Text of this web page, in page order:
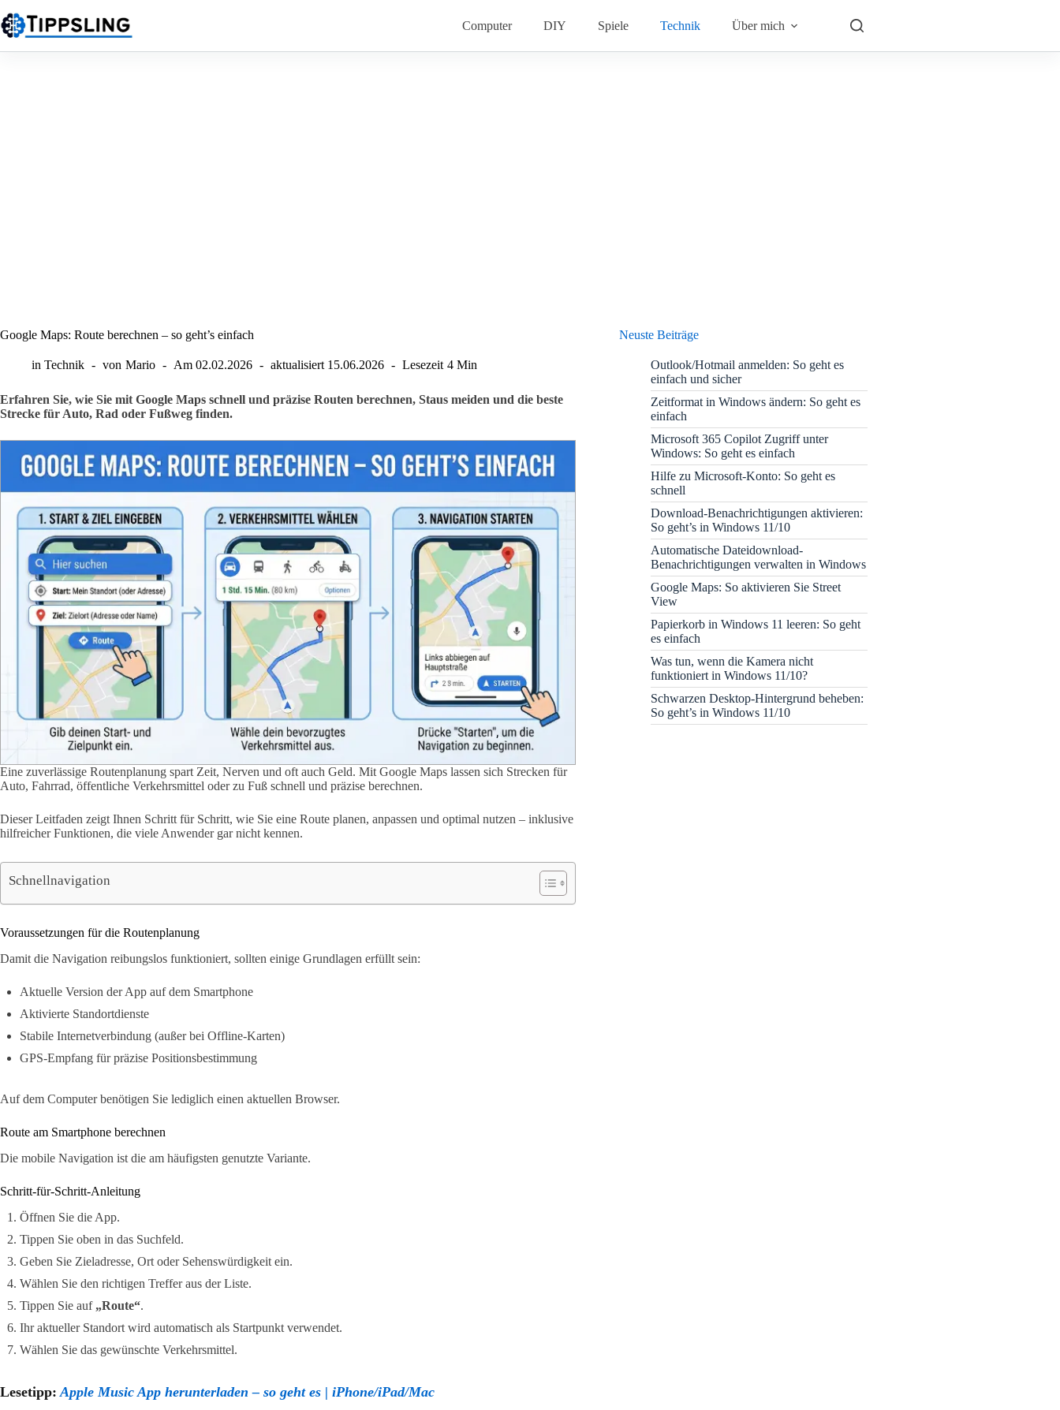
Inhalt
springen
Computer DIY Spiele Technik Über mich
Google Maps: Route berechnen – so geht’s einfach
in Technik von Mario Am 02.02.2026 aktualisiert 15.06.2026 Lesezeit 4 Min
Erfahren Sie, wie Sie mit Google Maps schnell und präzise Routen berechnen, Staus meiden und die beste
Strecke für Auto, Rad oder Fußweg finden.
Eine zuverlässige Routenplanung spart Zeit, Nerven und oft auch Geld. Mit Google Maps lassen sich Strecken für
Auto, Fahrrad, öffentliche Verkehrsmittel oder zu Fuß schnell und präzise berechnen.
Dieser Leitfaden zeigt Ihnen Schritt für Schritt, wie Sie eine Route planen, anpassen und optimal nutzen – inklusive
hilfreicher Funktionen, die viele Anwender gar nicht kennen.
Schnellnavigation
Voraussetzungen für die Routenplanung
Damit die Navigation reibungslos funktioniert, sollten einige Grundlagen erfüllt sein:
Aktuelle Version der App auf dem Smartphone
Aktivierte Standortdienste
Stabile Internetverbindung (außer bei Offline-Karten)
GPS-Empfang für präzise Positionsbestimmung
Auf dem Computer benötigen Sie lediglich einen aktuellen Browser.
Route am Smartphone berechnen
Die mobile Navigation ist die am häufigsten genutzte Variante.
Schritt-für-Schritt-Anleitung
Öffnen Sie die App.
Tippen Sie oben in das Suchfeld.
Geben Sie Zieladresse, Ort oder Sehenswürdigkeit ein.
Wählen Sie den richtigen Treffer aus der Liste.
Tippen Sie auf „Route“.
Ihr aktueller Standort wird automatisch als Startpunkt verwendet.
Wählen Sie das gewünschte Verkehrsmittel.
Lesetipp: Apple Music App herunterladen – so geht es | iPhone/iPad/Mac
Neuste Beiträge
Outlook/Hotmail anmelden: So geht es
einfach und sicher
Zeitformat in Windows ändern: So geht es
einfach
Microsoft 365 Copilot Zugriff unter
Windows: So geht es einfach
Hilfe zu Microsoft-Konto: So geht es
schnell
Download-Benachrichtigungen aktivieren:
So geht’s in Windows 11/10
Automatische Dateidownload-
Benachrichtigungen verwalten in Windows
Google Maps: So aktivieren Sie Street
View
Papierkorb in Windows 11 leeren: So geht
es einfach
Was tun, wenn die Kamera nicht
funktioniert in Windows 11/10?
Schwarzen Desktop-Hintergrund beheben:
So geht’s in Windows 11/10